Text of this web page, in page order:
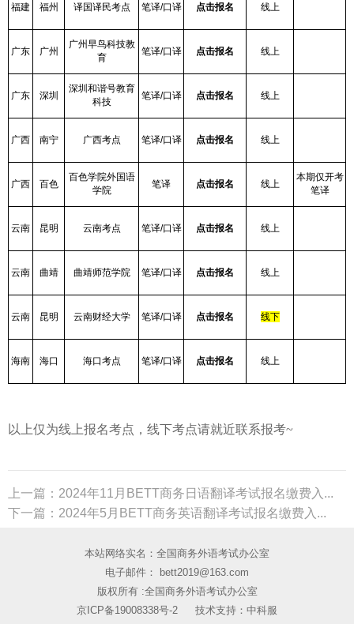
福建 福州 译国译民考点 笔译/口译 点击报名 线上
广东 广州
广州早鸟科技教
育
笔译/口译 点击报名 线上
广东 深圳
深圳和谐号教育
科技
笔译/口译 点击报名 线上
广西 南宁 广西考点 笔译/口译 点击报名 线上
广西 百色
百色学院外国语
学院
笔译 点击报名 线上
本期仅开考
笔译
云南 昆明 云南考点 笔译/口译 点击报名 线上
云南 曲靖 曲靖师范学院 笔译/口译 点击报名 线上
云南 昆明 云南财经大学 笔译/口译 点击报名 线下
海南 海口 海口考点 笔译/口译 点击报名 线上
以上仅为线上报名考点，线下考点请就近联系报考~
上一篇：2024年11月BETT商务日语翻译考试报名缴费入...
下一篇：2024年5月BETT商务英语翻译考试报名缴费入...
本站网络实名：全国商务外语考试办公室
电子邮件： bett2019@163.com
版权所有 :全国商务外语考试办公室
京ICP备19008338号-2
技术支持：中科服